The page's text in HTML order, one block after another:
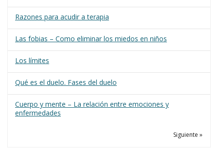
Razones para acudir a terapia
Las fobias – Como eliminar los miedos en niños
Los límites
Qué es el duelo. Fases del duelo
Cuerpo y mente – La relación entre emociones y
enfermedades
Siguiente »